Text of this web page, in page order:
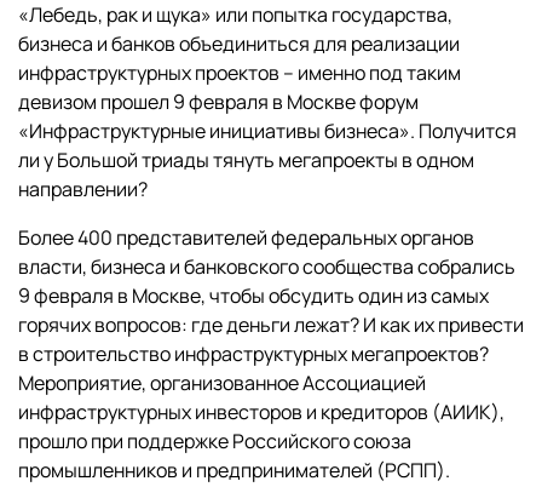
«Лебедь, рак и щука» или попытка государства,
бизнеса и банков объединиться для реализации
инфраструктурных проектов – именно под таким
девизом прошел 9 февраля в Москве форум
«Инфраструктурные инициативы бизнеса». Получится
ли у Большой триады тянуть мегапроекты в одном
направлении?
Более 400 представителей федеральных органов
власти, бизнеса и банковского сообщества собрались
9 февраля в Москве, чтобы обсудить один из самых
горячих вопросов: где деньги лежат? И как их привести
в строительство инфраструктурных мегапроектов?
Мероприятие, организованное Ассоциацией
инфраструктурных инвесторов и кредиторов (АИИК),
прошло при поддержке Российского союза
промышленников и предпринимателей (РСПП).